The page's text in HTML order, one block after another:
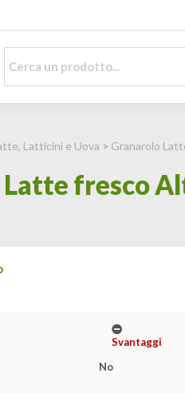
Latticini e Uova > Granarolo
fresco
Svantaggi
No